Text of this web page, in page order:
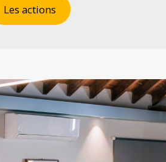
Les actions